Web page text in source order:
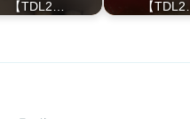
【TDL2…
【TDL2…